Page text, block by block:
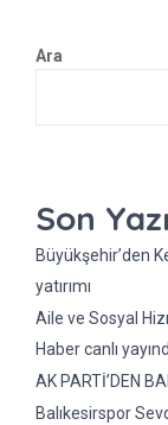
Ara
Son
Büyükşehir’den
yatırımı
Aile ve Sosyal
Haber canlı
AK PARTİ’DEN
Balıkesirspor